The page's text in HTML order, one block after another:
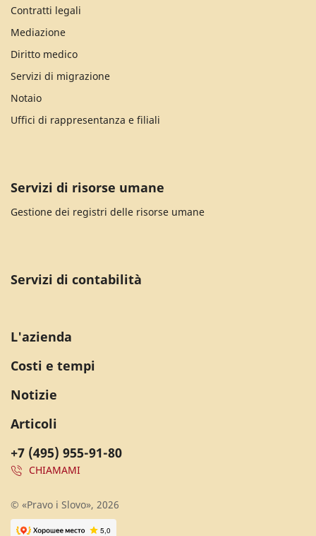
Contratti legali
Mediazione
Diritto medico
Servizi di migrazione
Notaio
Uffici di rappresentanza e filiali
Servizi di risorse umane
Gestione dei registri delle risorse umane
Servizi di contabilità
+7 (495) 955-91-80
CHIAMAMI
L'azienda
Costi e tempi
Notizie
Articoli
© «Pravo i Slovo», 2026